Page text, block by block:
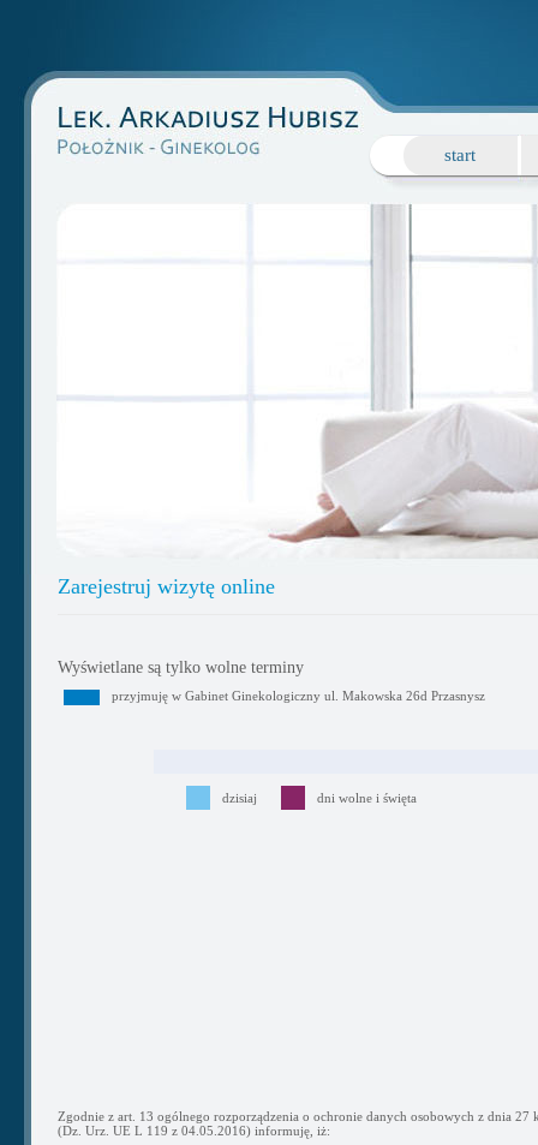
start
Zarejestruj wizytę online
Wyświetlane są tylko wolne terminy
przyjmuję w Gabinet Ginekologiczny ul. Makowska 26d Przasnysz
dzisiaj dni wolne i święta
Zgodnie z art. 13 ogólnego rozporządzenia o ochronie danych osobowych z dnia 27
(Dz. Urz. UE L 119 z 04.05.2016) informuję, iż: